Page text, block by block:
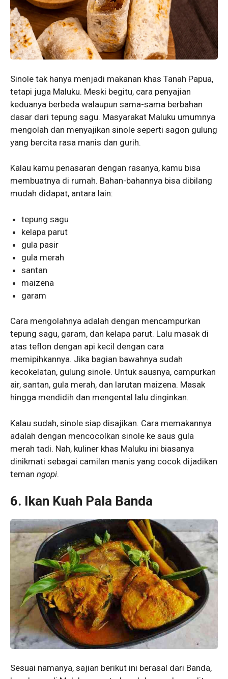
Sinole tak hanya menjadi makanan khas Tanah Papua,
tetapi juga Maluku. Meski begitu, cara penyajian
keduanya berbeda walaupun sama-sama berbahan
dasar dari tepung sagu. Masyarakat Maluku umumnya
mengolah dan menyajikan sinole seperti sagon gulung
yang bercita rasa manis dan gurih.
Kalau kamu penasaran dengan rasanya, kamu bisa
membuatnya di rumah. Bahan-bahannya bisa dibilang
mudah didapat, antara lain:
tepung sagu
kelapa parut
gula pasir
gula merah
santan
maizena
garam
Cara mengolahnya adalah dengan mencampurkan
tepung sagu, garam, dan kelapa parut. Lalu masak di
atas teflon dengan api kecil dengan cara
memipihkannya. Jika bagian bawahnya sudah
kecokelatan, gulung sinole. Untuk sausnya, campurkan
air, santan, gula merah, dan larutan maizena. Masak
hingga mendidih dan mengental lalu dinginkan.
Kalau sudah, sinole siap disajikan. Cara memakannya
adalah dengan mencocolkan sinole ke saus gula
merah tadi. Nah, kuliner khas Maluku ini biasanya
dinikmati sebagai camilan manis yang cocok dijadikan
teman ngopi.
6. Ikan Kuah Pala Banda
Sesuai namanya, sajian berikut ini berasal dari Banda,